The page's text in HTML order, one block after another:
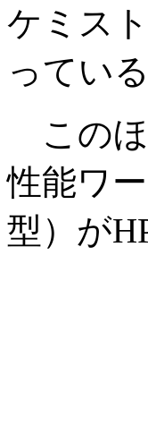
ケミス
っている
このほ
性能ワ
型）が